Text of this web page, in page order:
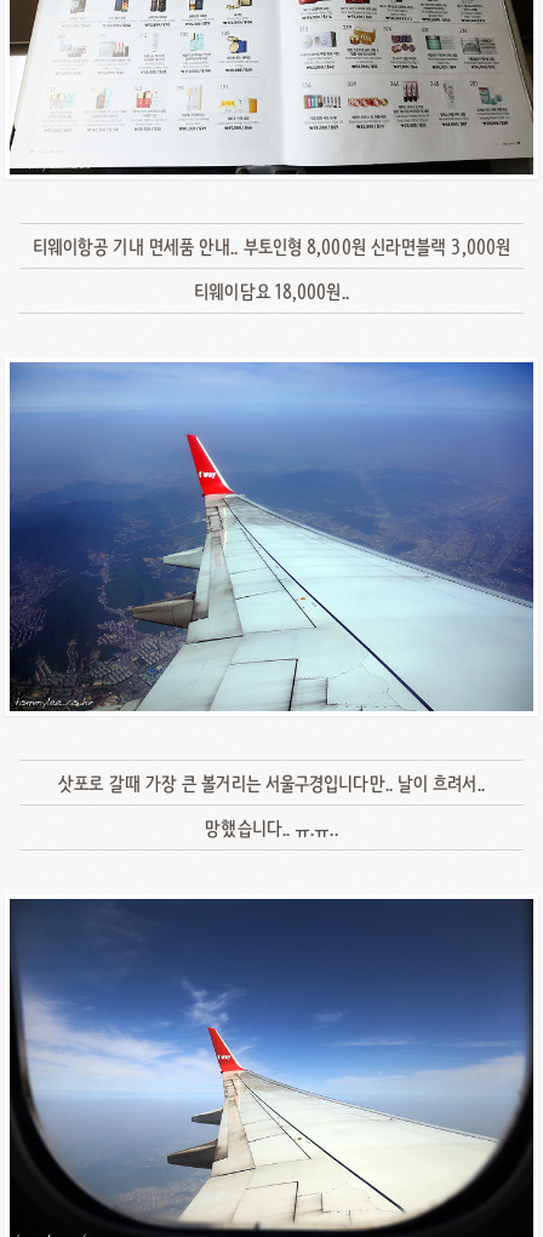
티웨이항공 기내 면세품 안내.. 부토인형 8,000원 신라면블랙 3,000원
티웨이담요 18,000원..
삿포로 갈때 가장 큰 볼거리는 서울구경입니다만.. 날이 흐려서..
망했습니다.. ㅠ.ㅠ..